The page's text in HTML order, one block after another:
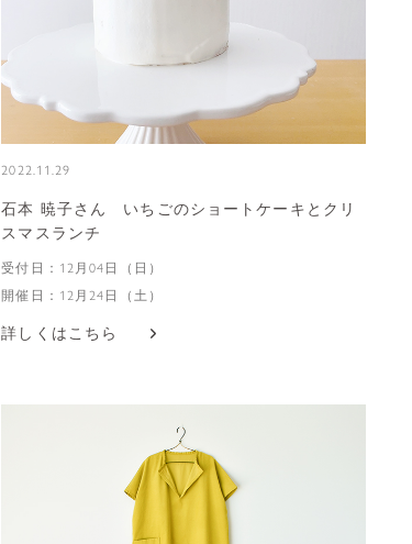
2022.11.29
石本 暁子さん いちごのショートケーキとクリ
スマスランチ
受付日：12月04日（日）
開催日：12月24日（土）
詳しくはこちら